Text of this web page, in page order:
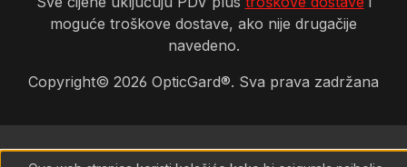
moguće troškove dostave, ako nije drugačije
navedeno.
Copyright© 2026 OpticGard®. Sva prava zadržana